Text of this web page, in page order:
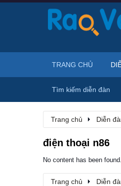
Trang chủ Diễn
điện thoại n86
No content has been found.
Trang chủ Diễn
TRANG CHỦ
Tìm kiếm diễn đàn